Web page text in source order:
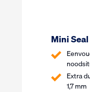
Mini
Extra
1,7 mm